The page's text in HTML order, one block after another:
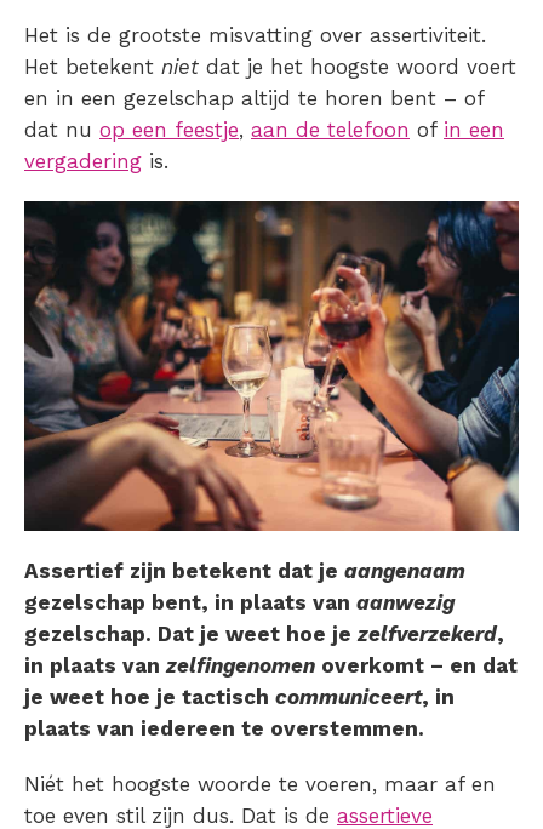
Het is de grootste misvatting over assertiviteit.
Het betekent niet dat je het hoogste woord voert
en in een gezelschap altijd te horen bent – of
dat nu op een feestje, aan de telefoon of in een
vergadering is.
Assertief zijn betekent dat je aangenaam
gezelschap bent, in plaats van aanwezig
gezelschap. Dat je weet hoe je zelfverzekerd,
in plaats van zelfingenomen overkomt – en dat
je weet hoe je tactisch communiceert, in
plaats van iedereen te overstemmen.
Niét het hoogste woorde te voeren, maar af en
toe even stil zijn dus. Dat is de assertieve